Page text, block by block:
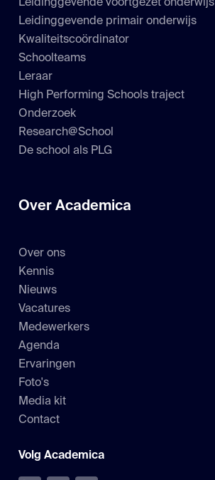
Leidinggevende voortgezet onderwijs
Leidinggevende primair onderwijs
Kwaliteitscoördinator
Schoolteams
Leraar
High Performing Schools traject
Onderzoek
Research@School
De school als PLG
Over Academica
Over ons
Kennis
Nieuws
Vacatures
Medewerkers
Agenda
Ervaringen
Foto's
Media kit
Contact
Volg Academica